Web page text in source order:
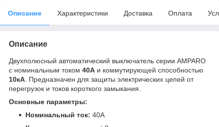
Описание Характеристики Доставка Оплата
Описание
Двухполюсный автоматический выключатель серии AMPARO
с номинальным током 40А и коммутирующей способностью
10кА . Предназначен для защиты электрических цепей от
перегрузок и токов короткого замыкания.
Основные параметры:
Номинальный ток: 40А